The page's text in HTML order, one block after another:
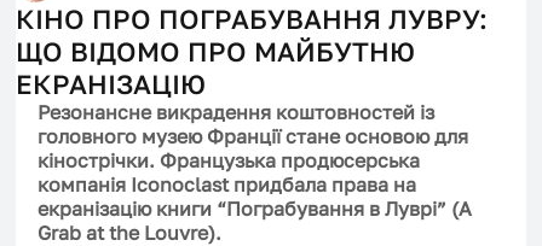
КІНО ПРО ПОГРАБУВАННЯ ЛУВРУ:
ЩО ВІДОМО ПРО МАЙБУТНЮ
ЕКРАНІЗАЦІЮ
Резонансне викрадення коштовностей із
головного музею Франції стане основою для
кінострічки. Французька продюсерська
компанія Iconoclast придбала права на
екранізацію книги “Пограбування в Луврі” (A
Grab at the Louvre).